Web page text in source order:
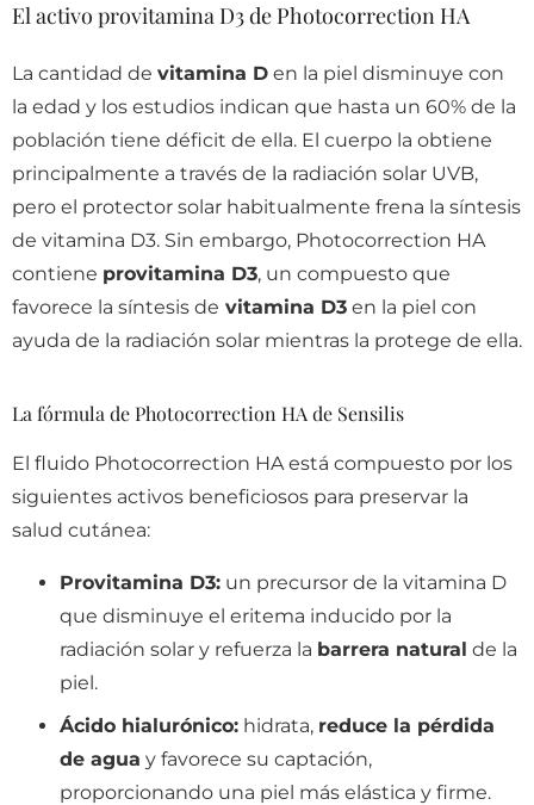
El activo provitamina D3 de Photocorrection HA
La cantidad de vitamina D en la piel disminuye con
la edad y los estudios indican que hasta un 60% de la
población tiene déficit de ella. El cuerpo la obtiene
principalmente a través de la radiación solar UVB,
pero el protector solar habitualmente frena la síntesis
de vitamina D3. Sin embargo, Photocorrection HA
contiene provitamina D3, un compuesto que
favorece la síntesis de vitamina D3 en la piel con
ayuda de la radiación solar mientras la protege de ella.
La fórmula de Photocorrection HA de Sensilis
El fluido Photocorrection HA está compuesto por los
siguientes activos beneficiosos para preservar la
salud cutánea:
Provitamina D3: un precursor de la vitamina D
que disminuye el eritema inducido por la
radiación solar y refuerza la barrera natural de la
piel.
Ácido hialurónico: hidrata, reduce la pérdida
de agua y favorece su captación,
proporcionando una piel más elástica y firme.